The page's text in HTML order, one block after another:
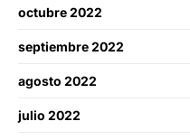
octubre 2022
septiembre 2022
agosto 2022
julio 2022